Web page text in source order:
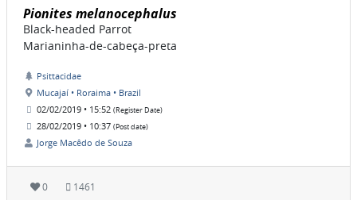
Pionites melanocephalus
Black-headed Parrot
Marianinha-de-cabeça-preta
Psittacidae
Mucajaí • Roraima • Brazil
02/02/2019 • 15:52 (Register Date)
28/02/2019 • 10:37 (Post date)
Jorge Macêdo de Souza
0 1461